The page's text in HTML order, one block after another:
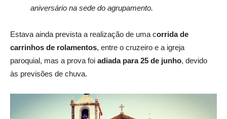
aniversário na sede do agrupamento.
Estava ainda prevista a realização de uma corrida de
carrinhos de rolamentos, entre o cruzeiro e a igreja
paroquial, mas a prova foi adiada para 25 de junho, devido
às previsões de chuva.